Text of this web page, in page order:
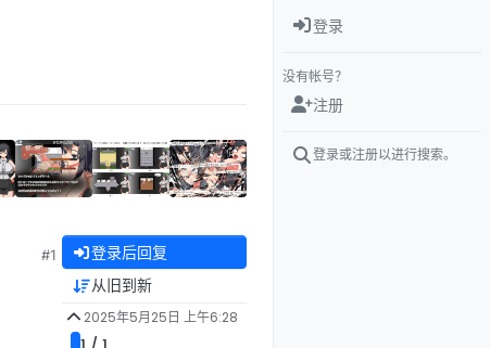
#1 登录后回复
从旧到新
2025年5月25日 上午6:28
登录
没有帐号？
注册
登录或注册以进行搜索。